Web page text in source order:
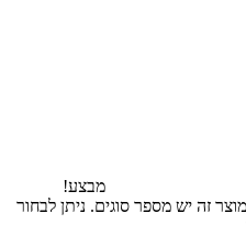
מבצע!
זה יש מספר סוגים. ניתן לבחור